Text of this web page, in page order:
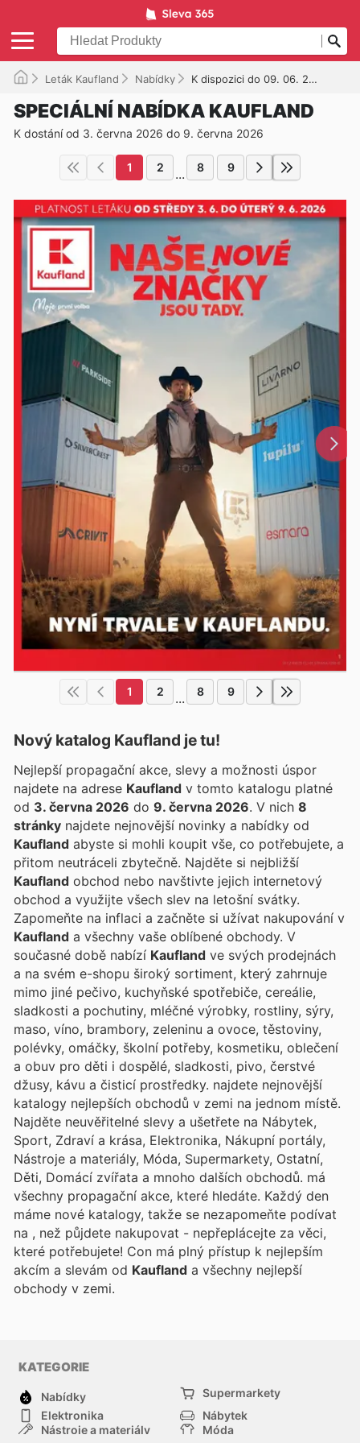
Leták Kaufland Nabídky K dispozici do 09. 06. 2026
SPECIÁLNÍ NABÍDKA KAUFLAND
K dostání od 3. června 2026 do 9. června 2026
1 2 ... 8 9
1 2 ... 8 9
Nový katalog Kaufland je tu!
Nejlepší propagační akce, slevy a možnosti úspor
najdete na adrese Kaufland v tomto katalogu platné
od 3. června 2026 do 9. června 2026 . V nich 8
stránky najdete nejnovější novinky a nabídky od
Kaufland abyste si mohli koupit vše, co potřebujete, a
přitom neutráceli zbytečně. Najděte si nejbližší
Kaufland obchod nebo navštivte jejich internetový
obchod a využijte všech slev na letošní svátky.
Zapomeňte na inflaci a začněte si užívat nakupování v
Kaufland a všechny vaše oblíbené obchody. V
současné době nabízí Kaufland ve svých prodejnách
a na svém e-shopu široký sortiment, který zahrnuje
mimo jiné pečivo, kuchyňské spotřebiče, cereálie,
sladkosti a pochutiny, mléčné výrobky, rostliny, sýry,
maso, víno, brambory, zeleninu a ovoce, těstoviny,
polévky, omáčky, školní potřeby, kosmetiku, oblečení
a obuv pro děti i dospělé, sladkosti, pivo, čerstvé
džusy, kávu a čisticí prostředky. najdete nejnovější
katalogy nejlepších obchodů v zemi na jednom místě.
Najděte neuvěřitelné slevy a ušetřete na Nábytek,
Sport, Zdraví a krása, Elektronika, Nákupní portály,
Nástroje a materiály, Móda, Supermarkety, Ostatní,
Děti, Domácí zvířata a mnoho dalších obchodů. má
všechny propagační akce, které hledáte. Každý den
máme nové katalogy, takže se nezapomeňte podívat
na , než půjdete nakupovat - nepřeplácejte za věci,
které potřebujete! Con má plný přístup k nejlepším
akcím a slevám od Kaufland a všechny nejlepší
obchody v zemi.
KATEGORIE
Nabídky
Supermarkety
Elektronika
Nábytek
Nástroje a materiály
Móda